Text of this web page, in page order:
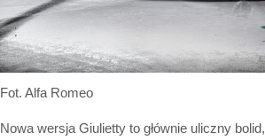
Fot. Alfa Romeo
Nowa wersja Giulietty to głównie uliczny